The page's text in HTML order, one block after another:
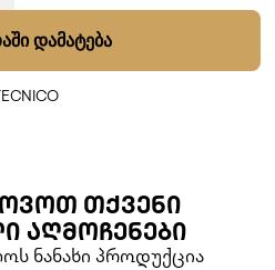
ᲓᲐᲛᲐᲢᲔᲑᲐ
ᲗᲥᲕᲔᲜᲘ
ᲐᲦᲛᲝᲩᲔᲜᲔᲑᲘ
ნანახი პროდუქცია